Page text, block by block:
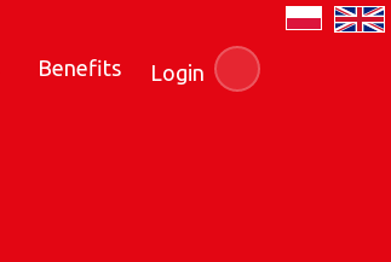
Benefits Login